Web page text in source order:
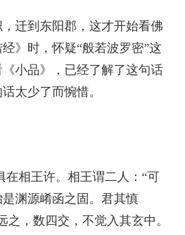
迁到东阳郡，这才开始看佛
》时，怀疑“般若波罗密”这
小品》，已经了解了这句话
太少了而惋惜。
在相王许。相王谓二人：“可
渊源崤函之固。君其慎
之，数四交，不觉入其玄中。